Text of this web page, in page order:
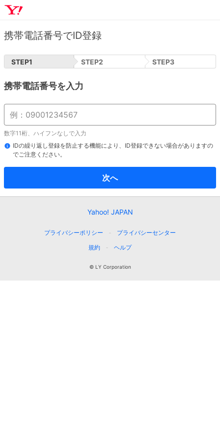
携帯電話番号でID登録
STEP1 STEP2 STEP3
携帯電話番号を入力
数字11桁、ハイフンなしで入力
IDの繰り返し登録を防止する機能により、ID登録できない場合がありますの
でご注意ください。
次へ
Yahoo! JAPAN
プライバシーポリシー
プライバシーセンター
規約
ヘルプ
© LY Corporation